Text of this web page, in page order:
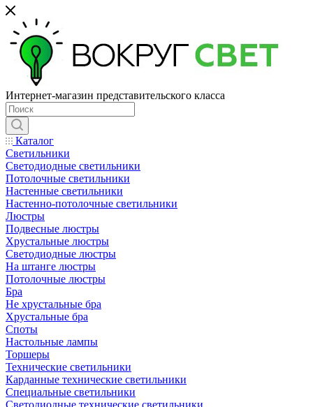
Интернет-магазин представительского класса
Каталог
Светильники
Светодиодные светильники
Потолочные светильники
Настенные светильники
Настенно-потолочные светильники
Люстры
Подвесные люстры
Хрустальные люстры
Светодиодные люстры
На штанге люстры
Потолочные люстры
Бра
Не хрустальные бра
Хрустальные бра
Споты
Настольные лампы
Торшеры
Технические светильники
Карданные технические светильники
Специальные светильники
Светодиодные технические светильники